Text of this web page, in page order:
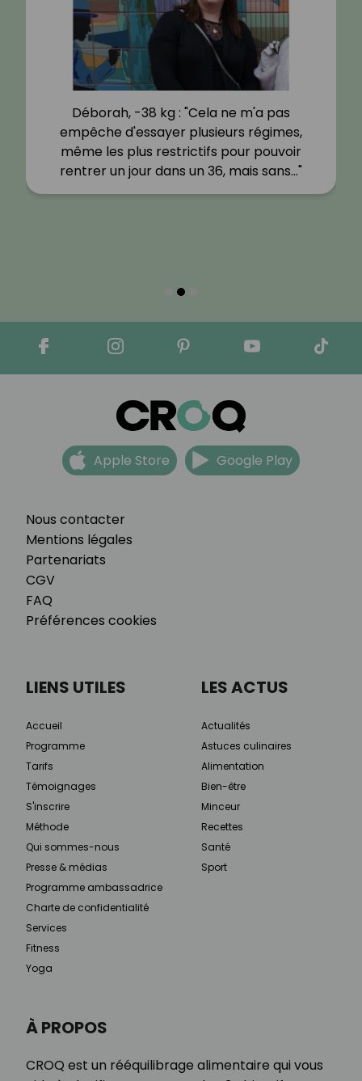
Déborah, -38 kg : "Cela ne m'a pas
empêche d'essayer plusieurs régimes,
même les plus restrictifs pour pouvoir
rentrer un jour dans un 36, mais sans…"
Nous contacter
Mentions légales
Partenariats
CGV
FAQ
Préférences cookies
Apple Store Google Play
À PROPOS
CROQ est un rééquilibrage alimentaire qui vous
LIENS UTILES
Accueil
Programme
Tarifs
Témoignages
S'inscrire
Méthode
Qui sommes-nous
Presse & médias
Programme ambassadrice
Charte de confidentialité
Services
Fitness
Yoga
LES ACTUS
Actualités
Astuces culinaires
Alimentation
Bien-être
Minceur
Recettes
Santé
Sport